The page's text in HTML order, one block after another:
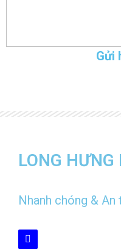
Gửi
LONG HƯNG
Nhanh chóng &